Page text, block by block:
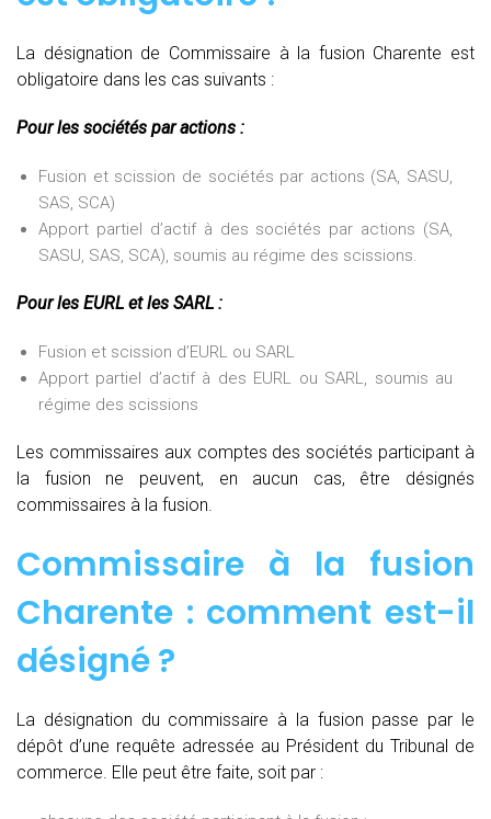
La désignation de Commissaire à la fusion Charente est
obligatoire dans les cas suivants :
Pour les sociétés par actions :
Fusion et scission de sociétés par actions (SA, SASU,
SAS, SCA)
Apport partiel d’actif à des sociétés par actions (SA,
SASU, SAS, SCA), soumis au régime des scissions.
Pour les EURL et les SARL :
Fusion et scission d’EURL ou SARL
Apport partiel d’actif à des EURL ou SARL, soumis au
régime des scissions
Les commissaires aux comptes des sociétés participant à
la fusion ne peuvent, en aucun cas, être désignés
commissaires à la fusion.
Commissaire à la fusion
Charente : comment est-il
désigné ?
La désignation du commissaire à la fusion passe par le
dépôt d’une requête adressée au Président du Tribunal de
commerce. Elle peut être faite, soit par :